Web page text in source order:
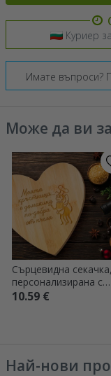
Куриер
Може да ви
Сърцевидна секачка,
персонализирана с
послание за НАСА
10.59 €
Най-нови